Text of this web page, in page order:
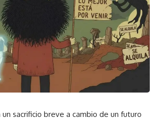
sacrificio breve a cambio de un futuro